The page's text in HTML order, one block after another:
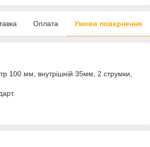
Оплата Умови повернення
100 мм, внутрішній 35мм, 2 струмки,